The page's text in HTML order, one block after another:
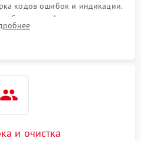
кодов ошибок и индикации.
и кофемолки на слух.
воды для выявления
и очистка